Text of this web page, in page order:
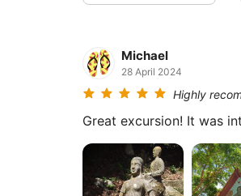
ジャングルの樹冠と海を
食後、ルートはシークレ
これは地元の農民ニム・
教や神話の人物の手彫り
います。
ビッグブッダ山
Michael
28 April 2024
Highly
Great excursion! It was